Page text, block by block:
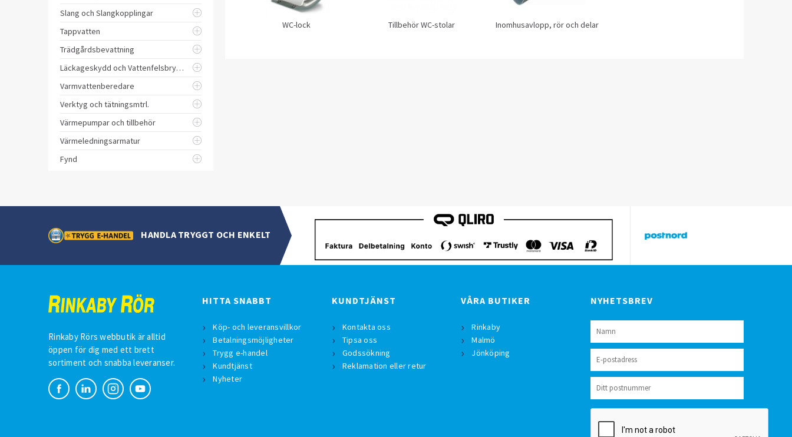
Slang och Slangkopplingar
Tappvatten
Trädgårdsbevattning
Läckageskydd och Vattenfelsbrytare
Varmvattenberedare
Verktyg och tätningsmtrl.
Värmepumpar och tillbehör
Värmeledningsarmatur
Fynd
WC-lock Tillbehör WC-stolar Inomhusavlopp, rör och delar
HANDLA TRYGGT OCH ENKELT
Rinkaby Rörs webbutik är alltid
öppen för dig med ett brett
sortiment och snabba leveranser.
HITTA SNABBT
Köp- och leveransvillkor
Betalningsmöjligheter
Trygg e-handel
Kundtjänst
Nyheter
KUNDTJÄNST
Kontakta oss
Tipsa oss
Godssökning
Reklamation eller retur
VÅRA BUTIKER
Rinkaby
Malmö
Jönköping
NYHETSBREV